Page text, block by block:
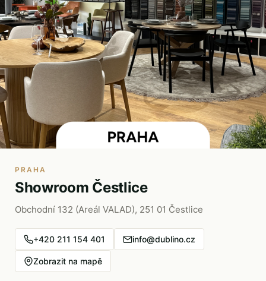
PRAHA
Showroom Čestlice
Obchodní 132 (Areál VALAD), 251 01 Čestlice
+420 211 154 401 info@dublino.cz
Zobrazit na mapě